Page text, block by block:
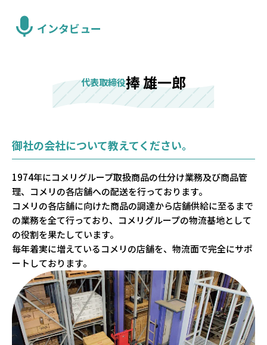
インタビュー
代表取締役捧 雄一郎
御社の会社について教えてください。
1974年にコメリグループ取扱商品の仕分け業務及び商品管
理、コメリの各店舗への配送を行っております。
コメリの各店舗に向けた商品の調達から店舗供給に至るまで
の業務を全て行っており、コメリグループの物流基地として
の役割を果たしています。
毎年着実に増えているコメリの店舗を、物流面で完全にサポ
ートしております。